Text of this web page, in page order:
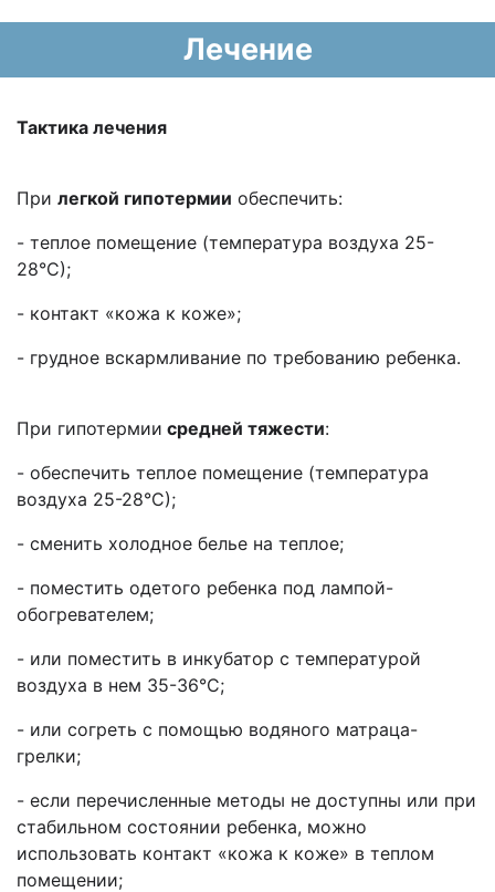
Лечение
Тактика лечения
При легкой гипотермии обеспечить:
- теплое помещение (температура воздуха 25-
28°С);
- контакт «кожа к коже»;
- грудное вскармливание по требованию ребенка.
При гипотермии средней тяжести:
- обеспечить теплое помещение (температура
воздуха 25-28°С);
- сменить холодное белье на теплое;
- поместить одетого ребенка под лампой-
обогревателем;
- или поместить в инкубатор с температурой
воздуха в нем 35-36°С;
- или согреть с помощью водяного матраца-
грелки;
- если перечисленные методы не доступны или при
стабильном состоянии ребенка, можно
использовать контакт «кожа к коже» в теплом
помещении;